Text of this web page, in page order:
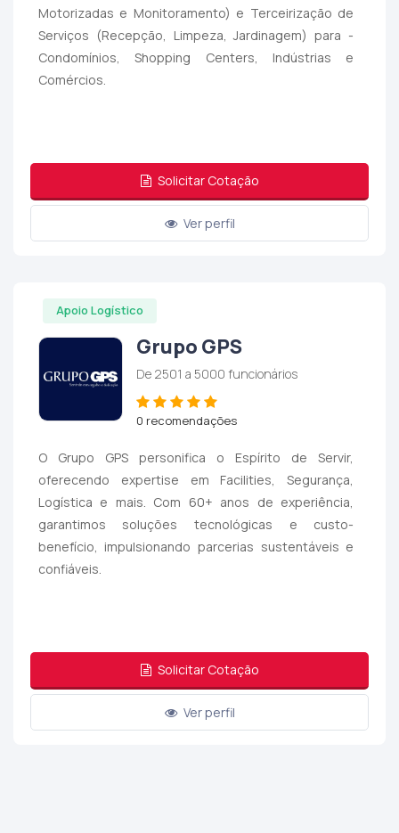
Motorizadas e Monitoramento) e Terceirização de
Serviços (Recepção, Limpeza, Jardinagem) para -
Condomínios, Shopping Centers, Indústrias e
Comércios.
Solicitar Cotação
Ver perfil
Apoio Logístico
Grupo GPS
De 2501 a 5000 funcionários
0 recomendações
O Grupo GPS personifica o Espírito de Servir,
oferecendo expertise em Facilities, Segurança,
Logística e mais. Com 60+ anos de experiência,
garantimos soluções tecnológicas e custo-
benefício, impulsionando parcerias sustentáveis e
confiáveis.
Solicitar Cotação
Ver perfil